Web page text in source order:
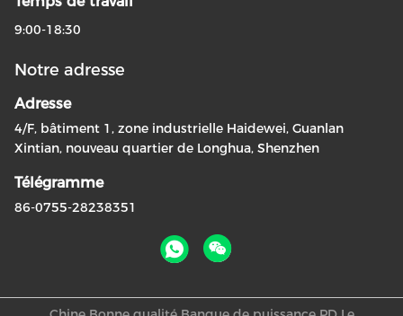
9:00-18:30
Notre adresse
Adresse
4/F, bâtiment 1, zone industrielle Haidewei, Guanlan
Xintian, nouveau quartier de Longhua, Shenzhen
Télégramme
86-0755-28238351